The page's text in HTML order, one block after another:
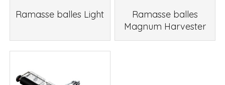
Ramasse balles Light
Ramasse balles
Magnum Harvester